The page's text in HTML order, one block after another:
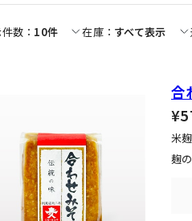
数 10件 在庫 すべて表示
合
米
麹